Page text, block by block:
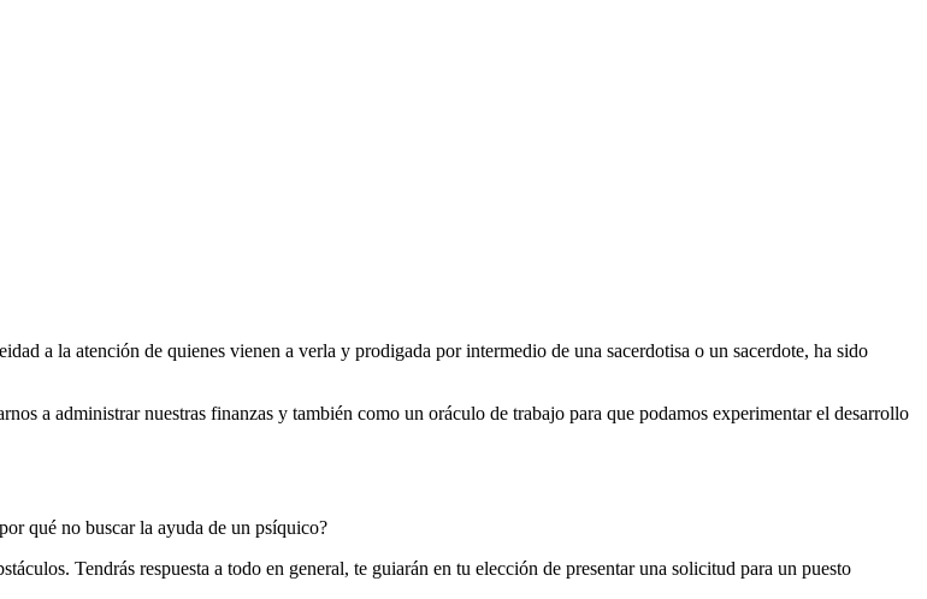
a la atención de quienes vienen a verla y prodigada por intermedio de una sacerdotisa o un sacerdote, ha sido
a administrar nuestras finanzas y también como un oráculo de trabajo para que podamos experimentar el desarrollo
qué no buscar la ayuda de un psíquico?
Tendrás respuesta a todo en general, te guiarán en tu elección de presentar una solicitud para un puesto